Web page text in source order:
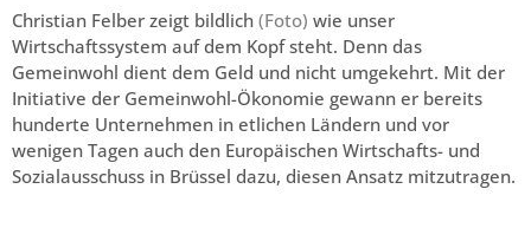
Christian Felber zeigt bildlich (Foto) wie unser
Wirtschaftssystem auf dem Kopf steht. Denn das
Gemeinwohl dient dem Geld und nicht umgekehrt. Mit der
Initiative der Gemeinwohl-Ökonomie gewann er bereits
hunderte Unternehmen in etlichen Ländern und vor
wenigen Tagen auch den Europäischen Wirtschafts- und
Sozialausschuss in Brüssel dazu, diesen Ansatz mitzutragen.